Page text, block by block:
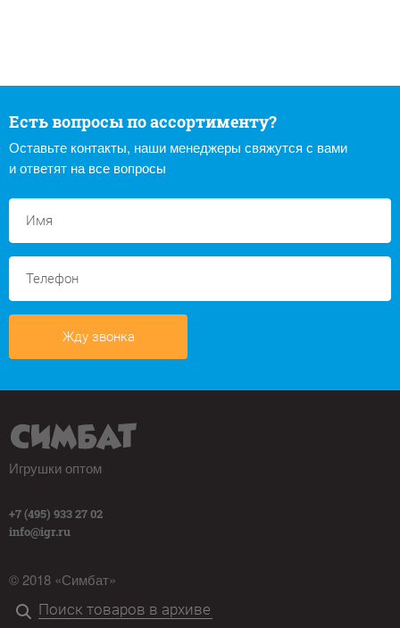
Есть вопросы по ассортименту?
Оставьте контакты, наши менеджеры свяжутся с вами
и ответят на все вопросы
Жду звонка
Игрушки оптом
+7 (495) 933 27 02
info@igr.ru
© 2018 «Симбат»